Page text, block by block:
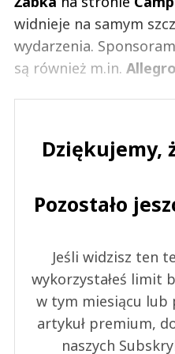
widnieje na samym
wydarzenia.
są również m.in. Allegro
Dziękujemy,
Pozostało
Jeśli widzisz ten
wykorzystałeś limit
w tym miesiącu lub
artykuł premium,
naszych